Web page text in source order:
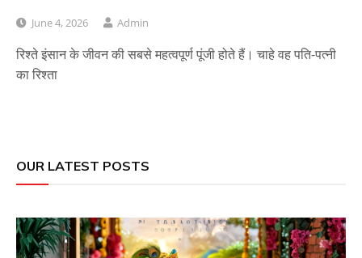
June 4, 2026 Admin
रिश्ते इंसान के जीवन की सबसे महत्वपूर्ण पूंजी होते हैं। चाहे वह पति-पत्नी
का रिश्ता
OUR LATEST POSTS